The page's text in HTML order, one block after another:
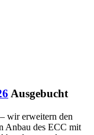
Ausgebucht
wir erweitern den
Anbau des ECC mit